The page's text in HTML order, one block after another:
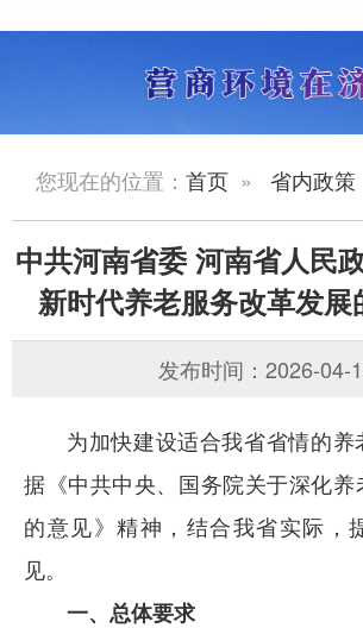
您现在的位置： 首页 » 省内政策
中共河南省委 河南省人民
新时代养老服务改革发
发布时间：2026-04-
为加快建设适合我省省情的养
据《中共中央、国务院关于深化养
的意见》精神，结合我省实际，
见。
一、总体要求